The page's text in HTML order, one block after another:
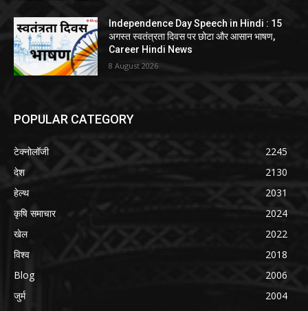
Independence Day Speech in Hindi : 15
अगस्त स्वतंत्रता दिवस पर छोटा और आसान भाषण,
Career Hindi News
8 August 2026
POPULAR CATEGORY
टेक्नोलॉजी
2245
देश
2130
हेल्थ
2031
कृषि समाचार
2024
खेल
2022
विश्व
2018
Blog
2006
जुर्म
2004